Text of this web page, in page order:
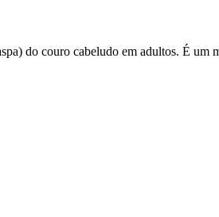
do couro cabeludo em adultos. É